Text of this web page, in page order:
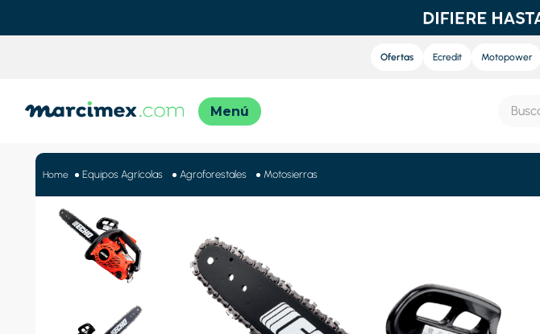
Ofertas Ecredit Motopower
Equipos Agrícolas Agroforestales Motosierras
2.
moto
6.
england sound pro